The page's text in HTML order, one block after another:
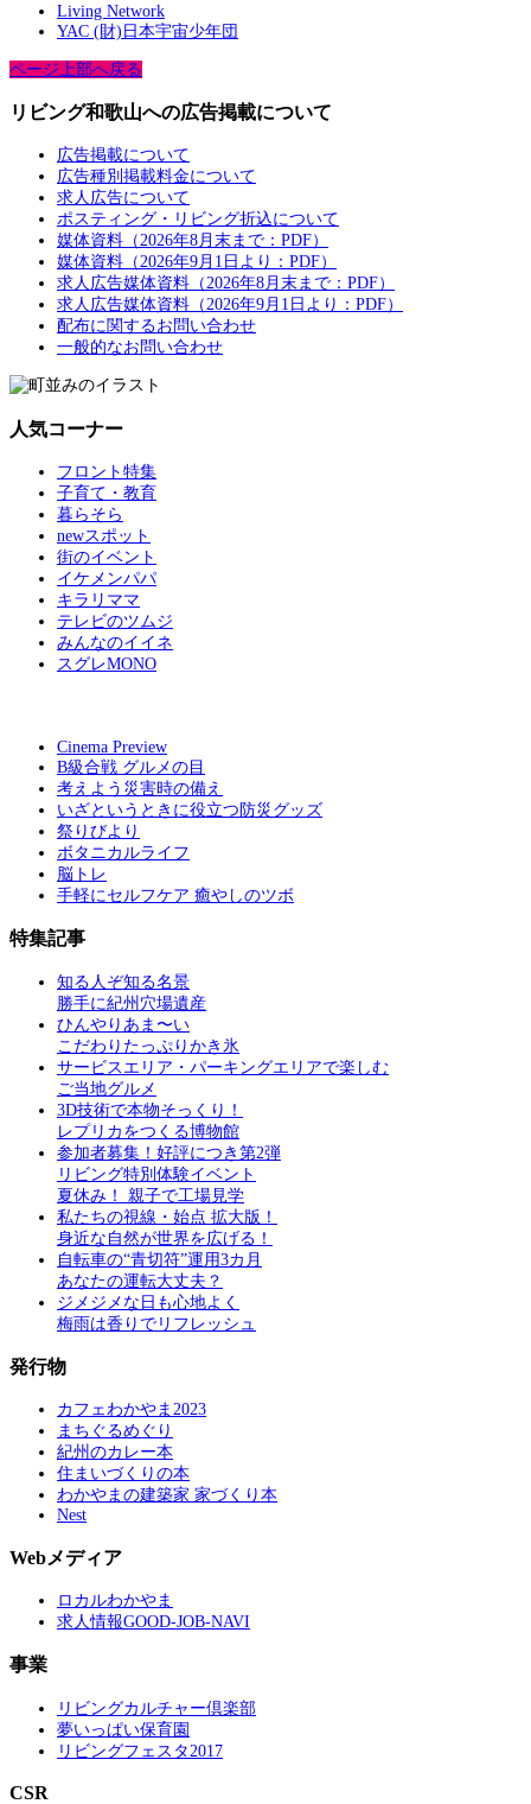
Living Network
YAC (財)日本宇宙少年団
ページ上部へ戻る
リビング和歌山への広告掲載について
広告掲載について
広告種別掲載料金について
求人広告について
ポスティング・リビング折込について
媒体資料（2026年8月末まで：PDF）
媒体資料（2026年9月1日より：PDF）
求人広告媒体資料（2026年8月末まで：PDF）
求人広告媒体資料（2026年9月1日より：PDF）
配布に関するお問い合わせ
一般的なお問い合わせ
人気コーナー
フロント特集
子育て・教育
暮らそら
newスポット
街のイベント
イケメンパパ
キラリママ
テレビのツムジ
みんなのイイネ
スグレMONO
Cinema Preview
B級合戦 グルメの目
考えよう災害時の備え
いざというときに役立つ防災グッズ
祭りびより
ボタニカルライフ
脳トレ
手軽にセルフケア 癒やしのツボ
特集記事
知る人ぞ知る名景
勝手に紀州穴場遺産
ひんやりあま〜い
こだわりたっぷりかき氷
サービスエリア・パーキングエリアで楽しむ
ご当地グルメ
3D技術で本物そっくり！
レプリカをつくる博物館
参加者募集！好評につき第2弾
リビング特別体験イベント
夏休み！ 親子で工場見学
私たちの視線・始点 拡大版！
身近な自然が世界を広げる！
自転車の“青切符”運用3カ月
あなたの運転大丈夫？
ジメジメな日も心地よく
梅雨は香りでリフレッシュ
発行物
カフェわかやま2023
まちぐるめぐり
紀州のカレー本
住まいづくりの本
わかやまの建築家 家づくり本
Nest
Webメディア
ロカルわかやま
求人情報GOOD-JOB-NAVI
事業
リビングカルチャー倶楽部
夢いっぱい保育園
リビングフェスタ2017
CSR